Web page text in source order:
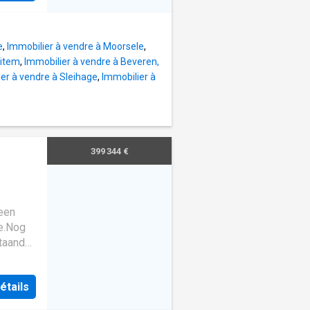
niet-
, Immobilier à vendre à Moorsele,
, Immobilier à vendre à Beveren,
à vendre à Sleihage, Immobilier à
399 344 €